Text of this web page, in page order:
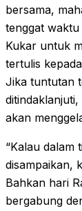
bersama,
tenggat
Kukar untuk
tertulis
Jika tuntutan
akan
“Kalau dalam
disampaikan,
Bahkan hari
bergabung